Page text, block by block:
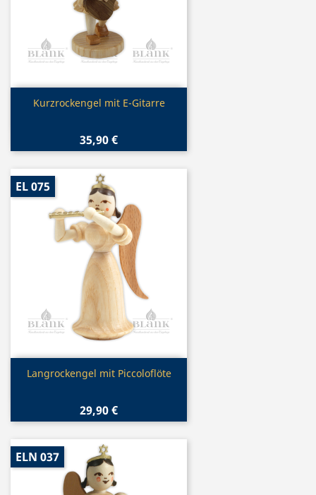
Vorschau
Kurzrockengel mit E-Gitarre
35,90 €
Vorschau
Langrockengel mit Piccoloflöte
29,90 €
EL 075
ELN 037